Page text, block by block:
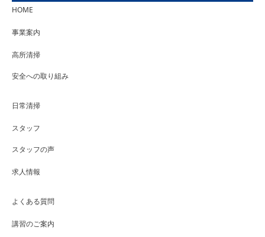
HOME
事業案内
高所清掃
安全への取り組み
日常清掃
スタッフ
スタッフの声
求人情報
よくある質問
講習のご案内